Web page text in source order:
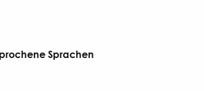
Sprachen
Sprachen